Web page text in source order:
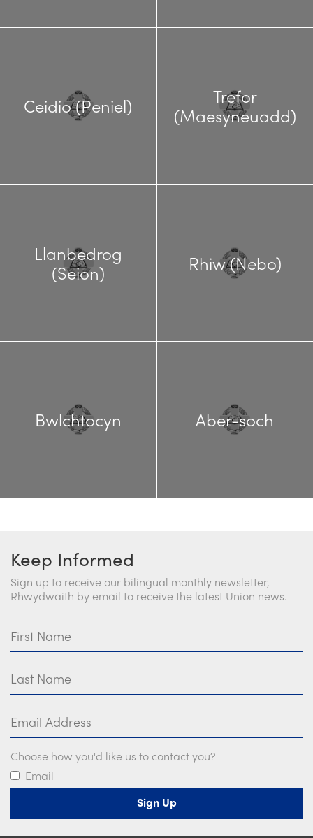
Ceidio (Peniel)
Trefor
(Maesyneuadd)
Llanbedrog
(Seion)
Rhiw (Nebo)
Bwlchtocyn Aber-soch
Keep Informed
Sign up to receive our bilingual monthly newsletter,
Rhwydwaith by email to receive the latest Union news.
Choose how you'd like us to contact you?
Email